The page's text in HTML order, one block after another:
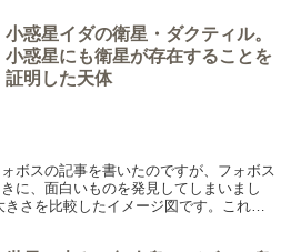
小惑星イダの衛星・ダクティル。
小惑星にも衛星が存在することを
証明した天体
ボスの記事を書いたのですが、フォボス
に、面白いものを発見してしまいまし
さを比較したイメージ図です。これを